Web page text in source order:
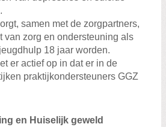
samen met de zorgpartners,
van zorg en ondersteuning als
18 jaar worden.
er actief op in dat er in de
praktijkondersteuners GGZ
en Huiselijk geweld